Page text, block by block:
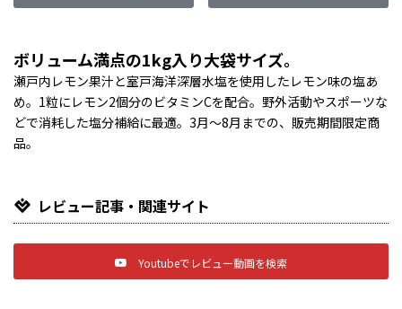
ボリューム満点の1kg入り大袋サイズ。
瀬戸内レモン果汁と室戸海洋深層水塩を使用したレモン味の塩あ
め。1粒にレモン2個分のビタミンCを配合。野外活動やスポーツな
どで消耗した塩分補給に最適。3月〜8月までの、販売期間限定商
品。
レビュー記事・関連サイト
Youtubeでレビュー動画を検索